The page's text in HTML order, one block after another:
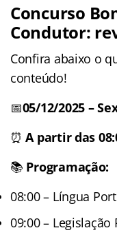
Concurso
Condutor:
Confira abaixo o
conteúdo!
📅05/12/2025 –
⏰ A partir das
📚 Programação:
08:00 – Língua
09:00 –